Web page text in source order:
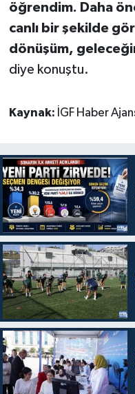
öğrendim. Daha
canlı bir şekilde
dönüşüm,
diye konuştu.
Kaynak: İGF Haber